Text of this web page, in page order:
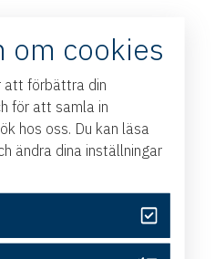
om cookies
att förbättra din
för att samla in
hos oss. Du kan läsa
ändra dina inställningar